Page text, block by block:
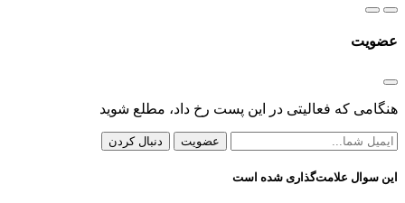
عضویت
هنگامی که فعالیتی در این پست رخ داد، مطلع شوید
عضویت دنبال کردن
این سوال علامت‌گذاری شده است